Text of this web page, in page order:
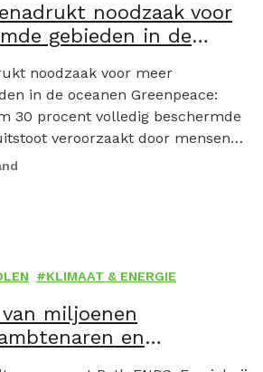
noodzaak voor
gebieden in de
noodzaak voor meer
in de oceanen Greenpeace:
30 procent volledig beschermde
veroorzaakt door mensen
effect op…
KLIMAAT & ENERGIE
miljoenen
en